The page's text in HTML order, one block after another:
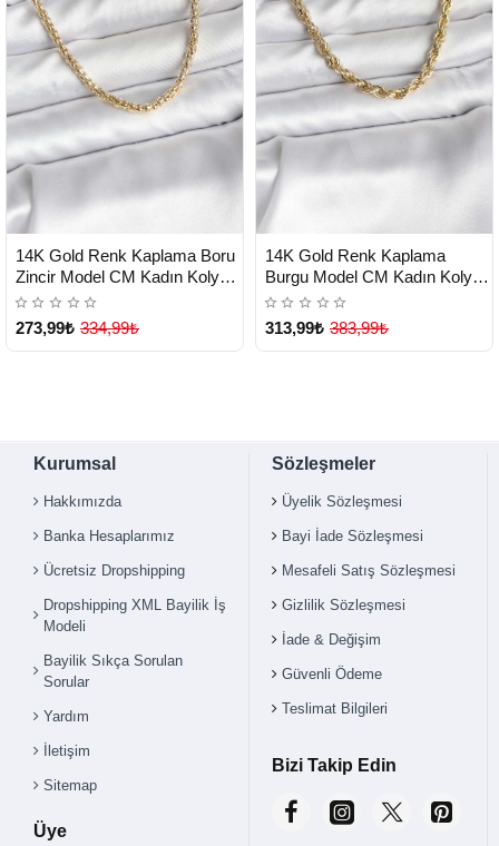
TESLİMAT
14K Gold Renk Kaplama Boru
Zincir Model CM Kadın Kolye -
Lisinya
273,99₺ 334,99₺
TESLİMAT
14K Gold Renk Kaplama
Burgu Model CM Kadın Kolye -
Lisinya
313,99₺ 383,99₺
Kurumsal
Hakkımızda
Banka Hesaplarımız
Ücretsiz Dropshipping
Dropshipping XML Bayilik İş
Modeli
Bayilik Sıkça Sorulan
Sorular
Yardım
İletişim
Sitemap
Üye
Sözleşmeler
Üyelik Sözleşmesi
Bayi İade Sözleşmesi
Mesafeli Satış Sözleşmesi
Gizlilik Sözleşmesi
İade & Değişim
Güvenli Ödeme
Teslimat Bilgileri
Bizi Takip Edin